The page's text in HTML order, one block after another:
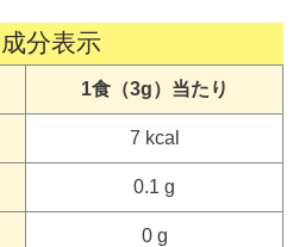
分表示
1食（3g）当たり
7 kcal
0.1 g
0 g